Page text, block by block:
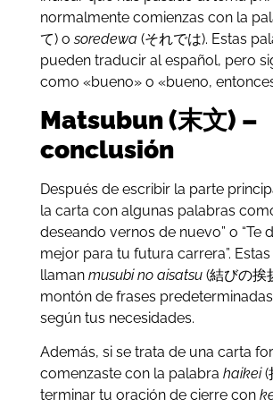
normalmente comienzas con la
て) osoredewa (それでは). Estas
pueden traducir al español, pero
como «bueno» o «bueno,
Matsubun (末文) –
conclusión
Después de escribir la parte
la carta con algunas palabras
deseando vernos de nuevo” o “Te
mejor para tu futura carrera”.
llaman musubi no aisatsu(結びの挨
montón de frases
según tus necesidades.
Además, si se trata de una carta
comenzaste con la palabra haikei(
terminar tu oración de cierre con